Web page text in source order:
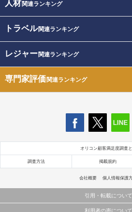
人材関連ランキング
トラベル関連ランキング
レジャー関連ランキング
専門家評価関連ランキング
オリコン顧客満足度調査
調査方法 掲載規約
会社概要 個人情報保護
引用・転載について
利用者の声について